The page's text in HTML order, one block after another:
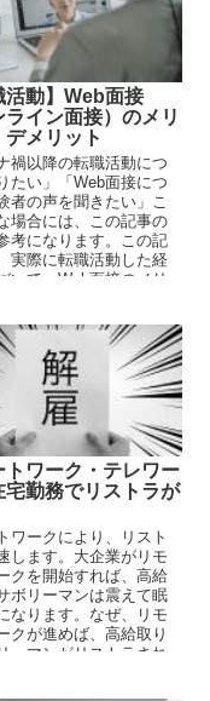
活動】Web面接
ライン面接）のメリ
デメリット
禍以降の転職活動につ
たい」「Web面接につ
者の声を聞きたい」こ
場合には、この記事の
考になります。この記
実際に転職活動した経
いて、Web面接のメリ
トワーク・テレワー
宅勤務でリストラが
ワークにより、リスト
します。大企業がリモ
クを開始すれば、高給
ボリーマンは震えて眠
なります。なぜ、リモ
クが進めば、高給取り
ーマンがリストラされ